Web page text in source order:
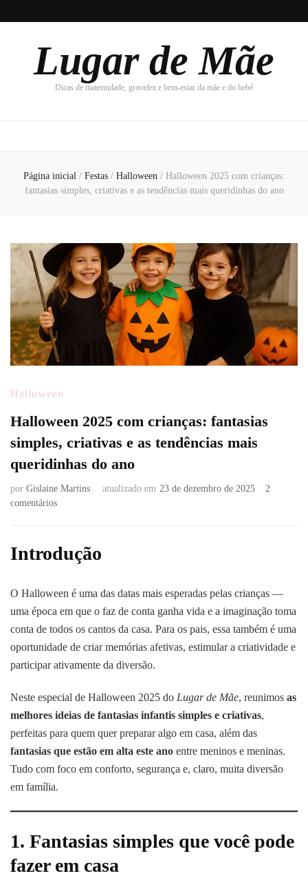
Lugar de Mãe
Dicas de maternidade, gravidez e bem-estar da mãe e do bebê
Página inicial / Festas / Halloween / Halloween 2025 com crianças:
fantasias simples, criativas e as tendências mais queridinhas do ano
Halloween
Halloween 2025 com crianças: fantasias
simples, criativas e as tendências mais
queridinhas do ano
por Gislaine Martins atualizado em 23 de dezembro de 2025
2
comentáriosem
com
crianças:
simples,
e
as
tendências
mais
Introdução
O Halloween é uma das datas mais esperadas pelas crianças —
uma época em que o faz de conta ganha vida e a imaginação toma
conta de todos os cantos da casa. Para os pais, essa também é uma
oportunidade de criar memórias afetivas, estimular a criatividade e
participar ativamente da diversão.
Neste especial de Halloween 2025 do Lugar de Mãe, reunimos as
melhores ideias de fantasias infantis simples e criativas,
perfeitas para quem quer preparar algo em casa, além das
fantasias que estão em alta este ano entre meninos e meninas.
Tudo com foco em conforto, segurança e, claro, muita diversão
em família.
1. Fantasias simples que você pode
fazer em casa